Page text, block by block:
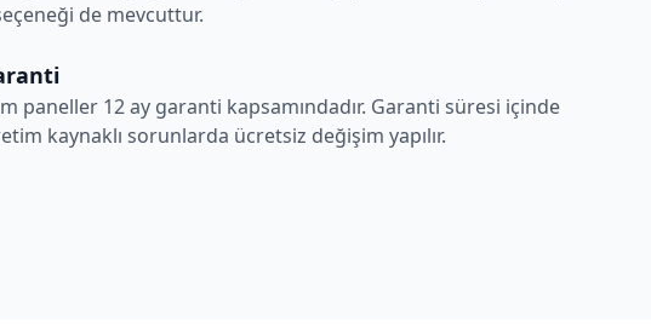
de mevcuttur.
paneller 12 ay garanti kapsamındadır. Garanti süresi içinde
kaynaklı sorunlarda ücretsiz değişim yapılır.